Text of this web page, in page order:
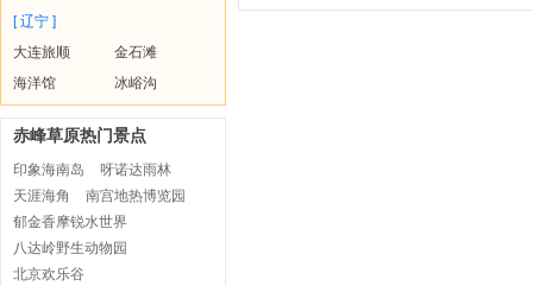
[ 辽宁 ]
大连旅顺
金石滩
海洋馆
冰峪沟
赤峰草原热门景点
印象海南岛
呀诺达雨林
天涯海角
南宫地热博览园
郁金香摩锐水世界
八达岭野生动物园
北京欢乐谷